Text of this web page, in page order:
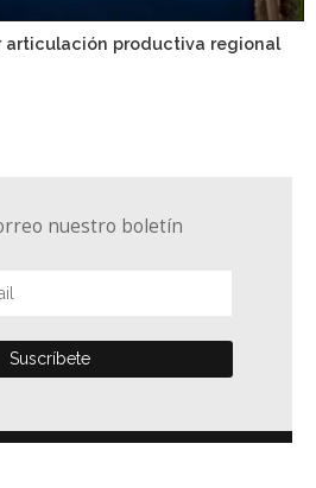
articulación productiva regional
nuestro boletín